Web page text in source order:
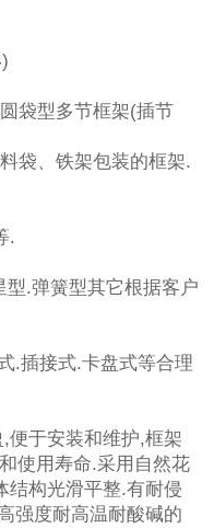
袋型多节框架(插节
袋、铁架包装的框架.
.
型.弹簧型其它根据客户
.插接式.卡盘式等合理
便于安装和维护,框架
使用寿命.采用自然花
结构光滑平整.有耐侵
强度耐高温耐酸碱的